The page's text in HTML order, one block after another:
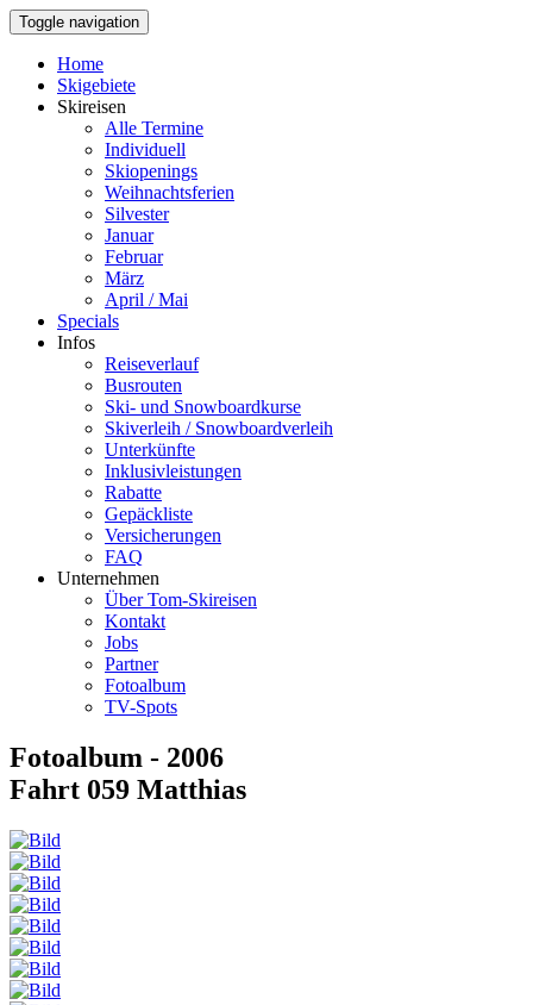
Toggle navigation
Home
Skigebiete
Skireisen
Alle Termine
Individuell
Skiopenings
Weihnachtsferien
Silvester
Januar
Februar
März
April / Mai
Specials
Infos
Reiseverlauf
Busrouten
Ski- und Snowboardkurse
Skiverleih / Snowboardverleih
Unterkünfte
Inklusivleistungen
Rabatte
Gepäckliste
Versicherungen
FAQ
Unternehmen
Über Tom-Skireisen
Kontakt
Jobs
Partner
Fotoalbum
TV-Spots
Fotoalbum - 2006
Fahrt 059 Matthias